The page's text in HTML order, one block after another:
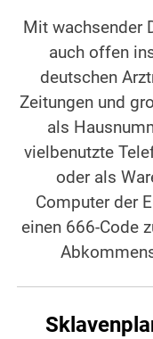
Mit wachsender
auch offen
deutschen
Zeitungen und
als
vielbenutzte
oder als
Computer der
einen 666-Code